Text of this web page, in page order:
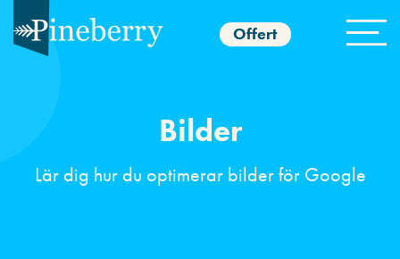
Offert
Bilder
Lär dig hur du optimerar bilder för Google